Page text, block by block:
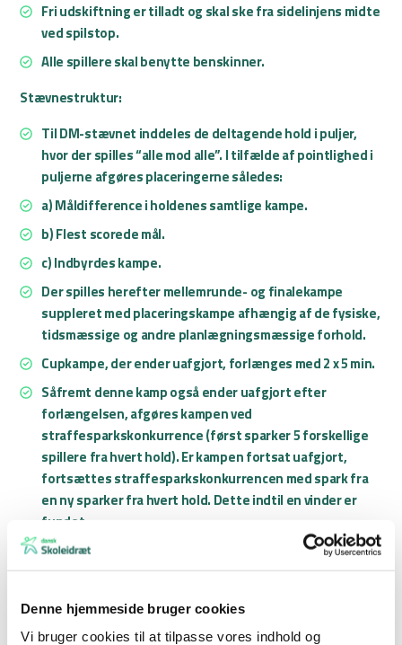
Denne hjemmeside bruger cookies
Vi bruger cookies til at tilpasse vores indhold og
Fri udskiftning er tilladt og skal ske fra sidelinjens midte
ved spilstop.
Alle spillere skal benytte benskinner.
Stævnestruktur:
Til DM-stævnet inddeles de deltagende hold i puljer,
hvor der spilles “alle mod alle”. I tilfælde af pointlighed i
puljerne afgøres placeringerne således:
a) Måldifference i holdenes samtlige kampe.
b) Flest scorede mål.
c) Indbyrdes kampe.
Der spilles herefter mellemrunde- og finalekampe
suppleret med placeringskampe afhængig af de fysiske,
tidsmæssige og andre planlægningsmæssige forhold.
Cupkampe, der ender uafgjort, forlænges med 2 x 5 min.
Såfremt denne kamp også ender uafgjort efter
forlængelsen, afgøres kampen ved
straffesparkskonkurrence (først sparker 5 forskellige
spillere fra hvert hold). Er kampen fortsat uafgjort,
fortsættes straffesparkskonkurrencen med spark fra
en ny sparker fra hvert hold. Dette indtil en vinder er
fundet.
Generelt:
Det er holdets idrætslærer, der leder og er ansvarlig for